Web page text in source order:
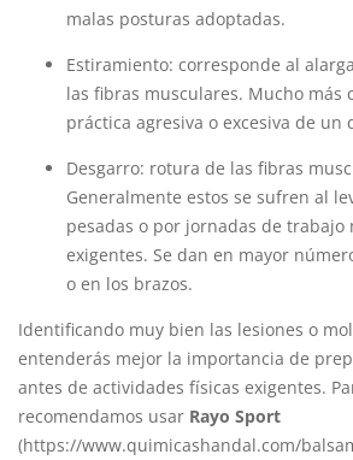
malas posturas adoptadas.
Estiramiento: corresponde al
las fibras musculares. Mucho más
práctica agresiva o excesiva de un
Desgarro: rotura de las fibras
Generalmente estos se sufren al
pesadas o por jornadas de trabajo
exigentes. Se dan en mayor
o en los brazos.
Identificando muy bien las lesiones o
entenderás mejor la importancia de
antes de actividades físicas exigentes.
recomendamos usar Rayo Sport
(https://www.quimicashandal.com/